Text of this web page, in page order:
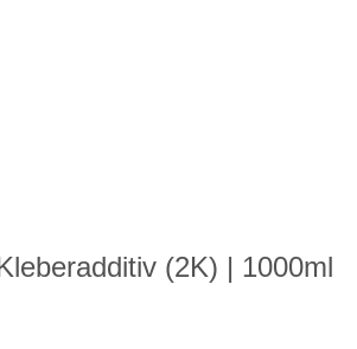
(2K) | 1000ml